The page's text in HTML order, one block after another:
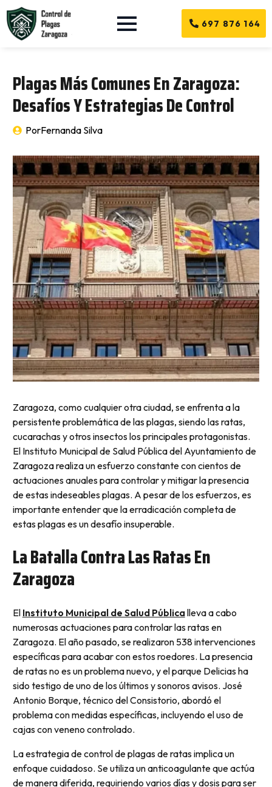
697 876 164
Plagas Más Comunes En Zaragoza:
Desafíos Y Estrategias De Control
PorFernanda Silva
Zaragoza, como cualquier otra ciudad, se enfrenta a la
persistente problemática de las plagas, siendo las ratas,
cucarachas y otros insectos los principales protagonistas.
El Instituto Municipal de Salud Pública del Ayuntamiento de
Zaragoza realiza un esfuerzo constante con cientos de
actuaciones anuales para controlar y mitigar la presencia
de estas indeseables plagas. A pesar de los esfuerzos, es
importante entender que la erradicación completa de
estas plagas es un desafío insuperable.
La Batalla Contra Las Ratas En
Zaragoza
El Instituto Municipal de Salud Públicalleva a cabo
numerosas actuaciones para controlar las ratas en
Zaragoza. El año pasado, se realizaron 538 intervenciones
específicas para acabar con estos roedores. La presencia
de ratas no es un problema nuevo, y el parque Delicias ha
sido testigo de uno de los últimos y sonoros avisos. José
Antonio Borque, técnico del Consistorio, abordó el
problema con medidas específicas, incluyendo el uso de
cajas con veneno controlado.
La estrategia de control de plagas de ratas implica un
enfoque cuidadoso. Se utiliza un anticoagulante que actúa
de manera diferida, requiriendo varios días y dosis para ser